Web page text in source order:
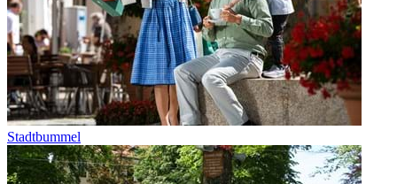
Stadtbummel